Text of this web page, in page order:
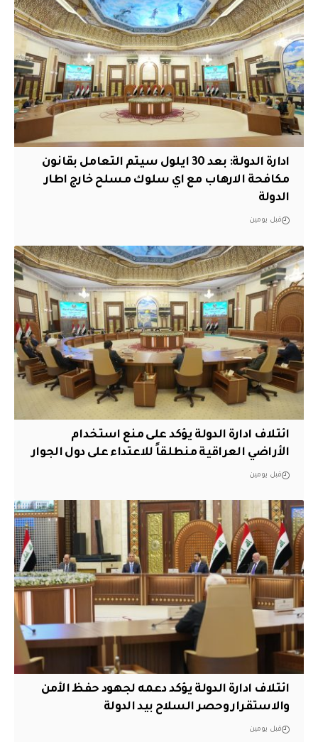
ادارة الدولة: بعد 30 ايلول سيتم التعامل بقانون
مكافحة الارهاب مع اي سلوك مسلح خارج اطار
الدولة
قبل يومين
ائتلاف ادارة الدولة يؤكد على منع استخدام
الأراضي العراقية منطلقاً للاعتداء على دول الجوار
قبل يومين
ائتلاف ادارة الدولة يؤكد دعمه لجهود حفظ الأمن
والاستقرار وحصر السلاح بيد الدولة
قبل يومين